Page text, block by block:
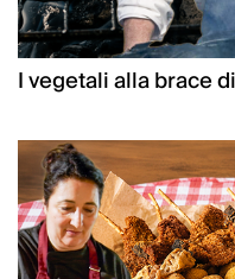
I vegetali alla brace